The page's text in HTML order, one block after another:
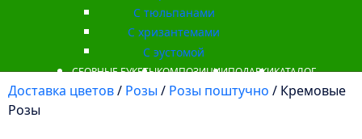
С тюльпанами
С хризантемами
С эустомой
СБОРНЫЕ БУКЕТЫКОМПОЗИЦИИПОДАРКИКАТАЛОГ
Доставка цветов/ Розы / Розы поштучно / Кремовые
Розы